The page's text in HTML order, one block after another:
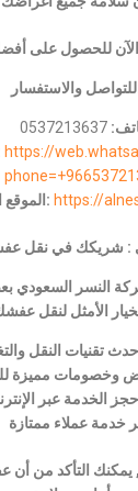
0537213637
https://
الموقع الإلكتروني: https://
النسر السعودي
التأكد من